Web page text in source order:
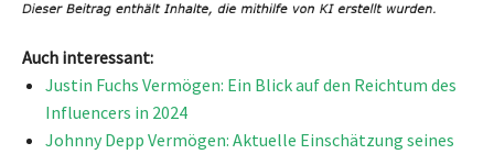
Auch interessant:
Justin Fuchs Vermögen: Ein Blick auf den Reichtum des
Influencers in 2024
Johnny Depp Vermögen: Aktuelle Einschätzung seines